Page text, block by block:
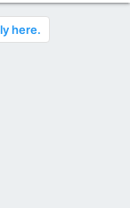
here.